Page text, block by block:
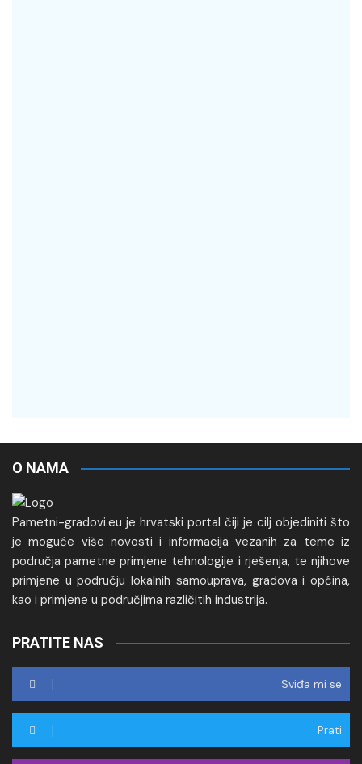
O NAMA
Pametni-gradovi.eu je hrvatski portal čiji je cilj objediniti što
je moguće više novosti i informacija vezanih za teme iz
područja pametne primjene tehnologije i rješenja, te njihove
primjene u području lokalnih samouprava, gradova i općina,
kao i primjene u područjima različitih industrija.
PRATITE NAS
Sviđa mi se
Prati